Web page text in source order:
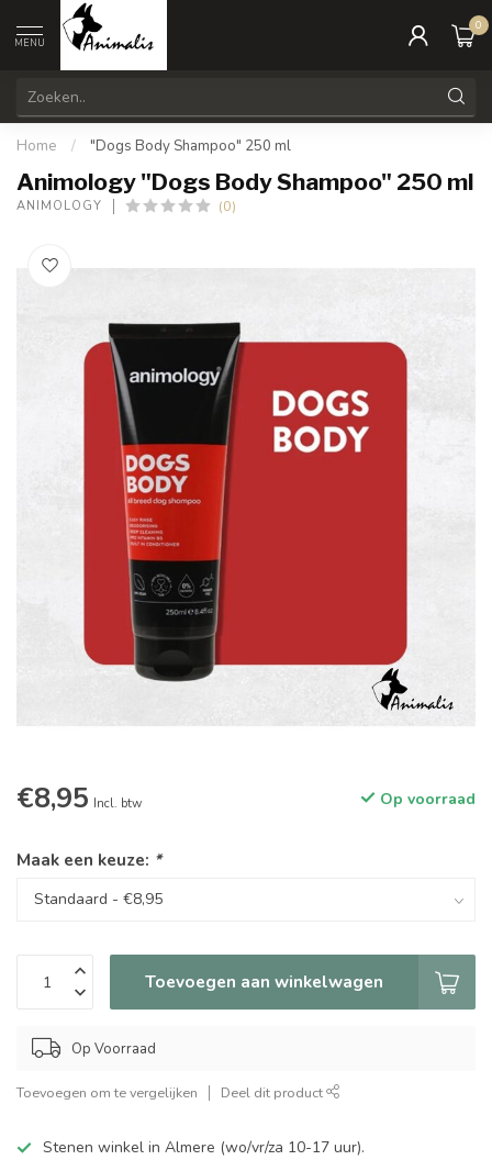
MENU
0
Home / "Dogs Body Shampoo" 250 ml
Animology "Dogs Body Shampoo" 250 ml
ANIMOLOGY (0)
€8,95 Incl. btw Op voorraad
Maak een keuze: *
Toevoegen aan winkelwagen
Op Voorraad
Toevoegen om te vergelijken Deel dit product
Stenen winkel in Almere (wo/vr/za 10-17 uur).